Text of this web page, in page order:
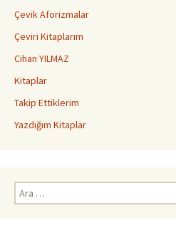
Çevik Aforizmalar
Çeviri Kitaplarım
Cihan YILMAZ
Kitaplar
Takip Ettiklerim
Yazdığım Kitaplar
Arama: